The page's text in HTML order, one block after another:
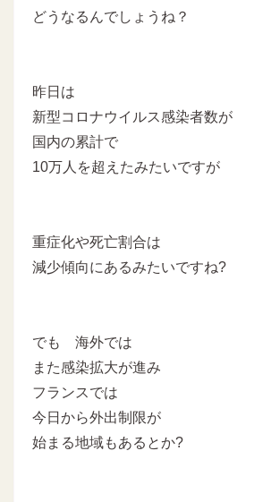
どうなるんでしょうね？
昨日は
新型コロナウイルス感染者数が
国内の累計で
10万人を超えたみたいですが
重症化や死亡割合は
減少傾向にあるみたいですね?
でも 海外では
また感染拡大が進み
フランスでは
今日から外出制限が
始まる地域もあるとか?